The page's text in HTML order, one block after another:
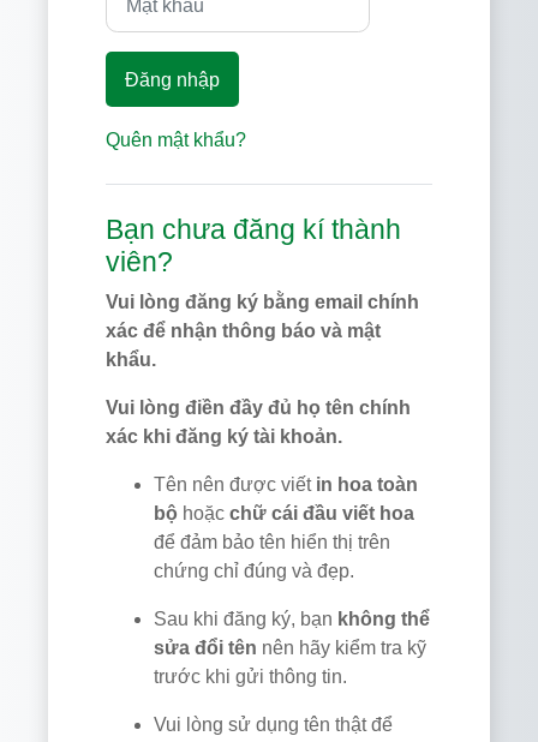
Đăng nhập
Quên mật khẩu?
Bạn chưa đăng kí thành
viên?
Vui lòng đăng ký bằng email chính
xác để nhận thông báo và mật
khẩu.
Vui lòng điền đầy đủ họ tên chính
xác khi đăng ký tài khoản.
Tên nên được viết in hoa toàn
bộ hoặc chữ cái đầu viết hoa
để đảm bảo tên hiển thị trên
chứng chỉ đúng và đẹp.
Sau khi đăng ký, bạn không thể
sửa đổi tên nên hãy kiểm tra kỹ
trước khi gửi thông tin.
Vui lòng sử dụng tên thật để